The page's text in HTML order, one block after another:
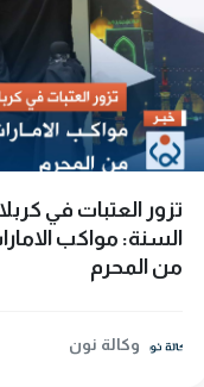
تزور العتبات في
السنة: مواكب
من المحرم
وكالة نون